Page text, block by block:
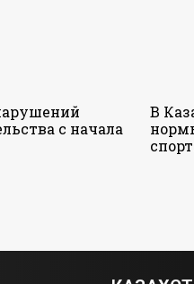
с начала
В